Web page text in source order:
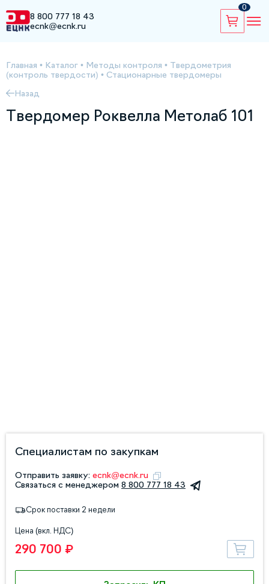
8 800 777 18 43
ecnk@ecnk.ru
0
Главная • Каталог • Методы контроля • Твердометрия
(контроль твердости) • Стационарные твердомеры
Назад
Твердомер Роквелла Метолаб 101
Специалистам по закупкам
Отправить заявку: ecnk@ecnk.ru
Связаться с менеджером 8 800 777 18 43
Срок поставки 2 недели
Цена (вкл. НДС)
290 700 ₽